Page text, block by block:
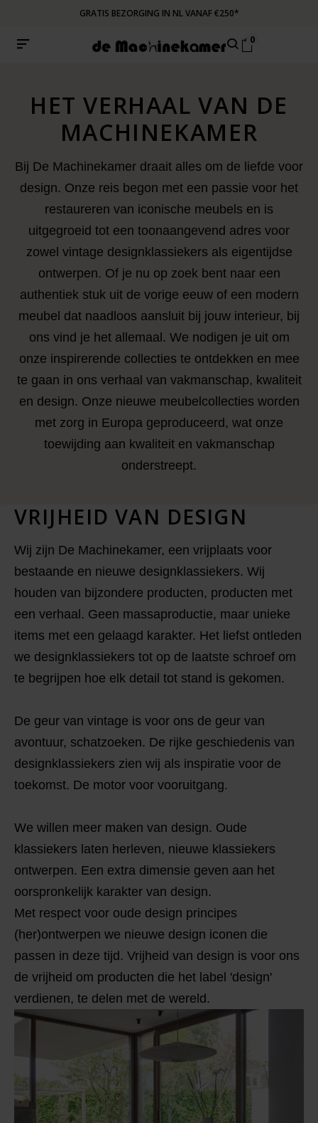
GRATIS BEZORGING IN NL VANAF €250*
0
HET VERHAAL VAN DE
MACHINEKAMER
Bij De Machinekamer draait alles om de liefde voor
design. Onze reis begon met een passie voor het
restaureren van iconische meubels en is
uitgegroeid tot een toonaangevend adres voor
zowel vintage designklassiekers als eigentijdse
ontwerpen. Of je nu op zoek bent naar een
authentiek stuk uit de vorige eeuw of een modern
meubel dat naadloos aansluit bij jouw interieur, bij
ons vind je het allemaal. We nodigen je uit om
onze inspirerende collecties te ontdekken en mee
te gaan in ons verhaal van vakmanschap, kwaliteit
en design. Onze nieuwe meubelcollecties worden
met zorg in Europa geproduceerd, wat onze
toewijding aan kwaliteit en vakmanschap
onderstreept.
VRIJHEID VAN DESIGN
Wij zijn De Machinekamer, een vrijplaats voor
bestaande en nieuwe designklassiekers. Wij
houden van bijzondere producten, producten met
een verhaal. Geen massaproductie, maar unieke
items met een gelaagd karakter. Het liefst ontleden
we designklassiekers tot op de laatste schroef om
te begrijpen hoe elk detail tot stand is gekomen.
De geur van vintage is voor ons de geur van
avontuur, schatzoeken. De rijke geschiedenis van
designklassiekers zien wij als inspiratie voor de
toekomst. De motor voor vooruitgang.
We willen meer maken van design. Oude
klassiekers laten herleven, nieuwe klassiekers
ontwerpen. Een extra dimensie geven aan het
oorspronkelijk karakter van design.
Met respect voor oude design principes
(her)ontwerpen we nieuwe design iconen die
passen in deze tijd. Vrijheid van design is voor ons
de vrijheid om producten die het label 'design'
verdienen, te delen met de wereld.